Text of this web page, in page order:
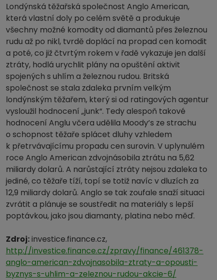
Londýnská těžařská společnost Anglo American,
která vlastní doly po celém světě a produkuje
všechny možné komodity od diamantů přes železnou
rudu až po nikl, tvrdě doplácí na propad cen komodit
a poté, co již čtvrtým rokem v řadě vykazuje jen další
ztráty, hodlá urychlit plány na opuštění aktivit
spojených s uhlím a železnou rudou. Britská
společnost se stala zdaleka prvním velkým
londýnským těžařem, který si od ratingových agentur
vysloužil hodnocení „junk“. Tedy alespoň takové
hodnocení Anglu včera udělila Moody’s ze strachu
o schopnost těžaře splácet dluhy vzhledem
k přetrvávajícímu propadu cen surovin. V uplynulém
roce Anglo American zdvojnásobila ztrátu na 5,62
miliardy dolarů. A narůstající ztráty nejsou zdaleka to
jediné, co těžaře tíží, topí se totiž navíc v dluzích za
12,9 miliardy dolarů. Anglo se tak zoufale snaží situaci
zvrátit a plánuje se soustředit na materiály s lepší
poptávkou, jako jsou diamanty, platina nebo měď.
Zdroj:investice.finance.cz,
http://investice.finance.cz/zpravy/finance/461378-
anglo-american-zdvojnasobila-ztraty-a-opousti-
byznys-s-uhlim-a-zeleznou-rudou-akcie-6/